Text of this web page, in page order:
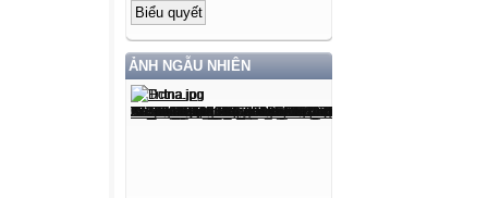
ẢNH NGẪU NHIÊN